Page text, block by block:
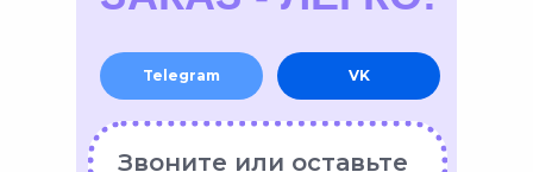
Звоните или оставьте
Telegram VK